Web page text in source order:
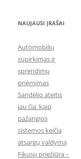
NAUJAUSI ĮRAŠAI
Automobilių
supirkimas ir
sprendimų
priėmimas
Sandėlio ateitis
jau čia: kaip
pažangios
sistemos keičia
atsargų valdymą
Fikusų priežiūra –